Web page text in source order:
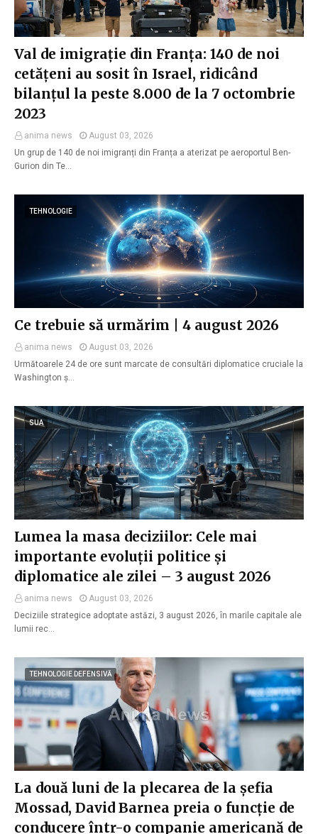
Val de imigrație din Franța: 140 de noi
cetățeni au sosit în Israel, ridicând
bilanțul la peste 8.000 de la 7 octombrie
2023
anima news
August 03, 2026
Un grup de 140 de noi imigranți din Franța a aterizat pe aeroportul Ben-
Gurion din Te…
TEHNOLOGIE
Ce trebuie să urmărim | 4 august 2026
anima news
August 03, 2026
Următoarele 24 de ore sunt marcate de consultări diplomatice cruciale la
Washington ș…
SUA
Lumea la masa deciziilor: Cele mai
importante evoluții politice și
diplomatice ale zilei – 3 august 2026
anima news
August 03, 2026
Deciziile strategice adoptate astăzi, 3 august 2026, în marile capitale ale
lumii rec…
TEHNOLOGIE DEFENSIVĂ
La două luni de la plecarea de la șefia
Mossad, David Barnea preia o funcție de
conducere într-o companie americană de